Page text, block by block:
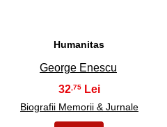
Humanitas
George Enescu
32,75
Biografii Memorii & Jurnale